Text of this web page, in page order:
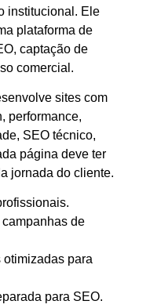
institucional. Ele
plataforma de
captação de
comercial.
sites com
performance,
SEO técnico,
página deve ter
jornada do cliente.
de
otimizadas para
para SEO.